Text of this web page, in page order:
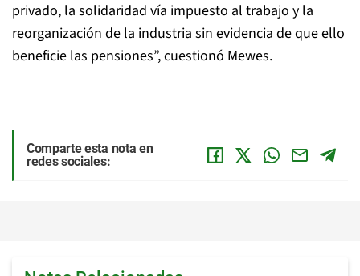
privado, la solidaridad vía impuesto al trabajo y la
reorganización de la industria sin evidencia de que ello
beneficie las pensiones”, cuestionó Mewes.
Comparte esta nota en
redes sociales: